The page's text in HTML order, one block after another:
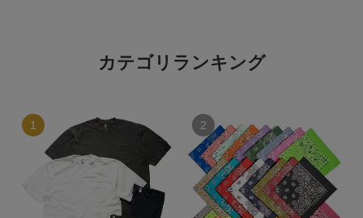
カテゴリランキング